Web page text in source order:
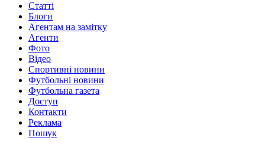
Статті
Блоги
Агентам на замітку
Агенти
Фото
Відео
Спортивні новини
Футбольні новини
Футбольна газета
Доступ
Контакти
Реклама
Пошук